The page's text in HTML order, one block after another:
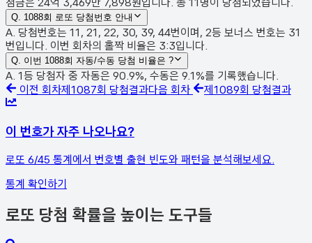
Q. 1088회 로또 당첨번호 안내
A. 당첨번호는 11, 21, 22, 30, 39, 44번이며, 2등 보너스 번호는 31
번입니다. 이번 회차의 홀짝 비율은 3:3입니다.
Q. 이번 1088회 자동/수동 당첨 비율은 ?
A. 1등 당첨자 중 자동은 90.9%, 수동은 9.1%를 기록했습니다.
이전 회차제 1087회 당첨결과다음 회차 제 1089회 당첨결과
이 번호가 자주 나오나요?
로또 6/45 통계에서 번호별 출현 빈도와 패턴을 분석해보세요.
통계 확인하기
로또 당첨 확률을 높이는 도구들